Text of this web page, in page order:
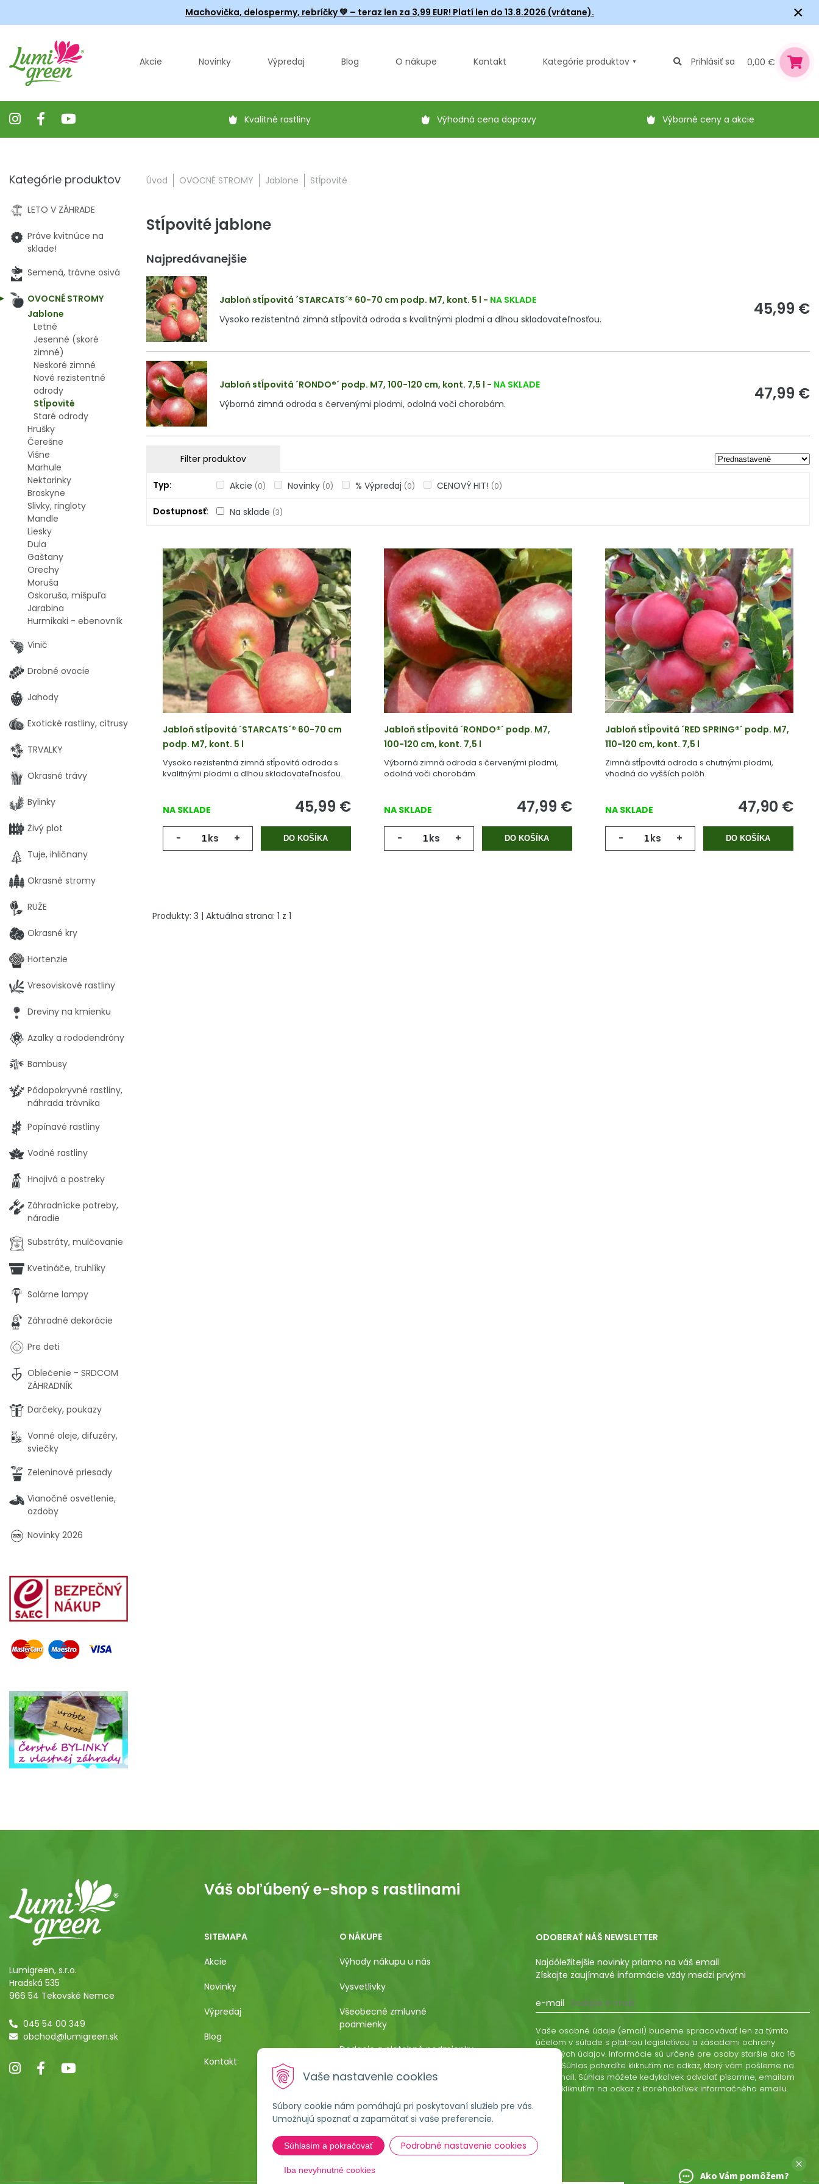
Vaše nastavenie cookies
Súbory cookie nám pomáhajú pri poskytovaní služieb pre vás.
Umožňujú spoznať a zapamätať si vaše preferencie.
Súhlasím a pokračovať Podrobné nastavenie cookies
Iba nevyhnutné cookies
Machovička, delospermy, rebríčky💚 – teraz len za 3,99 EUR! Platí len do 13.8.2026 (vrátane). ×
Akcie Novinky Výpredaj Blog O nákupe Kontakt Kategórie produktov Prihlásiť sa 0,00 €
Kvalitné rastliny Výhodná cena dopravy Výborné ceny a akcie
Úvod OVOCNÉ STROMY Jablone Stĺpovité
Stĺpovité jablone
Najpredávanejšie
Jabloň stĺpovitá ´STARCATS´® 60-70 cm podp. M7, kont. 5 l - NA SKLADE
Vysoko rezistentná zimná stĺpovitá odroda s kvalitnými plodmi a dlhou skladovateľnosťou.
45,99 €
Jabloň stĺpovitá ´RONDO®´ podp. M7, 100-120 cm, kont. 7,5 l - NA SKLADE
Výborná zimná odroda s červenými plodmi, odolná voči chorobám.
47,99 €
Filter produktov
Typ Akcie (0) Novinky (0) % Výpredaj (0) CENOVÝ HIT! (0)
Dostupnosť Na sklade (3)
Jabloň stĺpovitá ´STARCATS´® 60-70 cm
podp. M7, kont. 5 l
Vysoko rezistentná zimná stĺpovitá odroda s
kvalitnými plodmi a dlhou skladovateľnosťou.
NA SKLADE 45,99 €
- ks + DO KOŠÍKA
Jabloň stĺpovitá ´RONDO®´ podp. M7,
100-120 cm, kont. 7,5 l
Výborná zimná odroda s červenými plodmi,
odolná voči chorobám.
NA SKLADE 47,99 €
- ks + DO KOŠÍKA
Jabloň stĺpovitá ´RED SPRING®´ podp. M7,
110-120 cm, kont. 7,5 l
Zimná stĺpovitá odroda s chutnými plodmi,
vhodná do vyšších polôh.
NA SKLADE 47,90 €
- ks + DO KOŠÍKA
Produkty: 3 | Aktuálna strana: 1 z 1
Kategórie produktov
LETO V ZÁHRADE
Práve kvitnúce na
sklade!
Semená, trávne osivá
OVOCNÉ STROMY
Jablone
Letné
Jesenné (skoré
zimné)
Neskoré zimné
Nové rezistentné
odrody
Stĺpovité
Staré odrody
Hrušky
Čerešne
Višne
Marhule
Nektarinky
Broskyne
Slivky, ringloty
Mandle
Liesky
Dula
Gaštany
Orechy
Moruša
Oskoruša, mišpuľa
Jarabina
Hurmikaki - ebenovník
Vinič
Drobné ovocie
Jahody
Exotické rastliny, citrusy
TRVALKY
Okrasné trávy
Bylinky
Živý plot
Tuje, ihličnany
Okrasné stromy
RUŽE
Okrasné kry
Hortenzie
Vresoviskové rastliny
Dreviny na kmienku
Azalky a rododendróny
Bambusy
Pôdopokryvné rastliny,
náhrada trávnika
Popínavé rastliny
Vodné rastliny
Hnojivá a postreky
Záhradnícke potreby,
náradie
Substráty, mulčovanie
Kvetináče, truhlíky
Solárne lampy
Záhradné dekorácie
Pre deti
Oblečenie - SRDCOM
ZÁHRADNÍK
Darčeky, poukazy
Vonné oleje, difuzéry,
sviečky
Zeleninové priesady
Vianočné osvetlenie,
ozdoby
Novinky 2026
Lumigreen, s.r.o.
Hradská 535
966 54 Tekovské Nemce
045 54 00 349
obchod@lumigreen.sk
Váš obľúbený e-shop s rastlinami
SITEMAPA
Akcie
Novinky
Výpredaj
Blog
Kontakt
O NÁKUPE
Výhody nákupu u nás
Vysvetlivky
Všeobecné zmluvné
podmienky
Dodacie a platobné podmienky
Pestovateľský manuál
Poučenie o uplatnení práva
kupujúceho na odstúpenie od
kúpnej zmluvy
Formulár na ostúpenie od
ODOBERAŤ NÁŠ NEWSLETTER
Najdôležitejšie novinky priamo na váš email
Získajte zaujímavé informácie vždy medzi prvými
e-mail
Vaše osobné údaje (email) budeme spracovávať len za týmto
účelom v súlade s platnou legislatívou a zásadami ochrany
osobných údajov. Informácie sú určené pre osoby staršie ako 16
rokov. Súhlas potvrdíte kliknutím na odkaz, ktorý vám pošleme na
váš email. Súhlas môžete kedykoľvek odvolať písomne, emailom
alebo kliknutím na odkaz z ktoréhokoľvek informačného emailu.
Ako Vám pomôžem?